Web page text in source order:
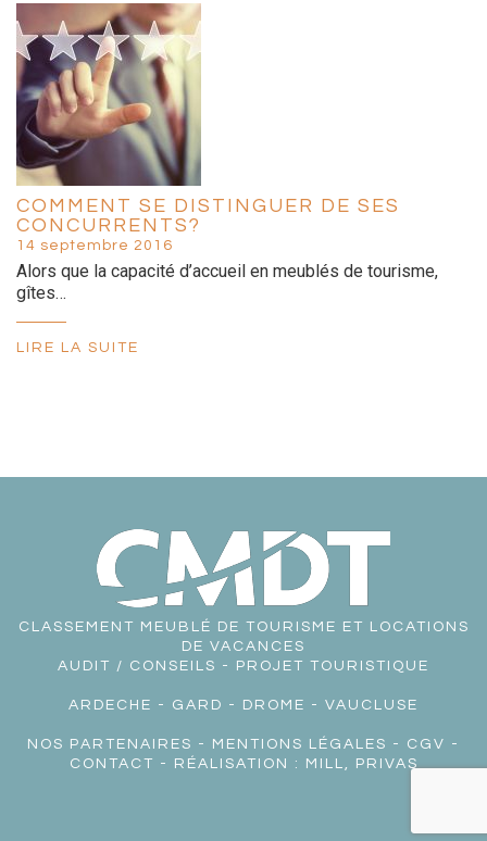
COMMENT SE DISTINGUER DE SES
CONCURRENTS?
14 septembre 2016
Alors que la capacité d’accueil en meublés de tourisme,
gîtes…
LIRE LA SUITE
CLASSEMENT MEUBLÉ DE TOURISME ET LOCATIONS
DE VACANCES
AUDIT / CONSEILS - PROJET TOURISTIQUE
ARDECHE - GARD - DROME - VAUCLUSE
NOS PARTENAIRES - MENTIONS LÉGALES - CGV -
CONTACT - RÉALISATION : MILL, PRIVAS